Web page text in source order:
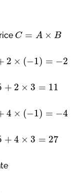
C = A × B
2 × (−1) = −2
+ 2 × 3 = 11
4 × (−1) = −4
+ 4 × 3 = 27